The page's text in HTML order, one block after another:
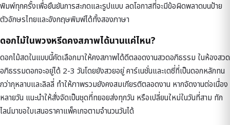
พิมพ์ทุกครั้งเพื่อยืนยันการสะกดและรูปแบบ ลดโอกาสที่จะมีข้อผิดพลาดบนป้าย
ตัวอักษรไทยและอังกฤษพิมพ์ได้ทั้งสองภาษา
ดอกไม้ในพวงหรีดคงสภาพได้นานแค่ไหน?
ดอกไม้สดในแบบนี้คัดเลือกมาให้คงสภาพได้ดีตลอดงานสวดอภิธรรม ในห้องสวด
อภิธรรมดอกจะอยู่ได้ 2-3 วันโดยยังสวยอยู่ คาร์เนชั่นและเดซี่ที่เป็นดอกหลักทน
กว่ากุหลาบและลิลลี่ ทำให้ภาพรวมยังคงสมเกียรติตลอดงาน หากจัดงานต่อเนื่อง
หลายวัน แนะนำให้สั่งจัดเป็นชุดที่ทยอยส่งทุกวัน หรือเปลี่ยนใหม่ในวันที่สาม ทัก
ไลน์มาขอใบเสนอราคาแพ็คเกจตามจำนวนวันได้